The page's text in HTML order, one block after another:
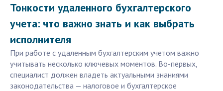
Тонкости удаленного бухгалтерского
учета: что важно знать и как выбрать
исполнителя
При работе с удаленным бухгалтерским учетом важно
учитывать несколько ключевых моментов. Во-первых,
специалист должен владеть актуальными знаниями
законодательства — налоговое и бухгалтерское